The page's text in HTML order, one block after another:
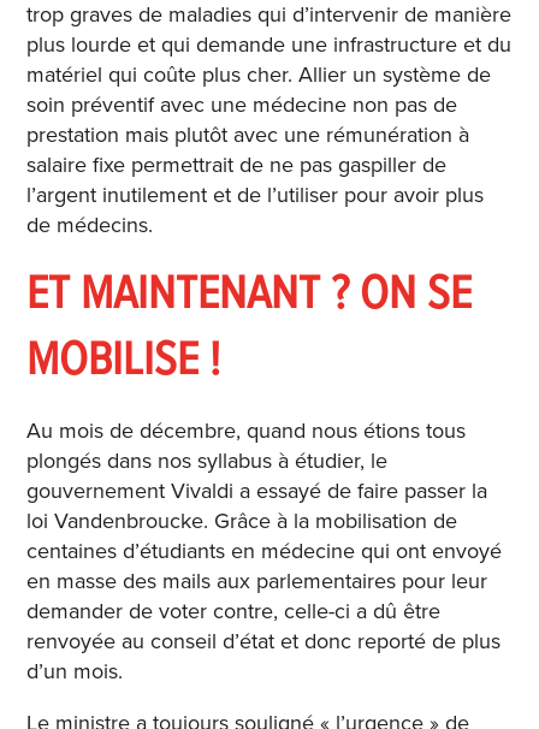
trop graves de maladies qui d’intervenir de manière
plus lourde et qui demande une infrastructure et du
matériel qui coûte plus cher.Allier un système de
soin préventif avec une médecine non pas de
prestation mais plutôt avec une rémunération à
salaire fixe permettrait de ne pas gaspiller de
l’argent inutilement et de l’utiliser pour avoir plus
de médecins.
ET MAINTENANT ? ON SE
MOBILISE !
Au mois de décembre, quand nous étions tous
plongés dans nos syllabus à étudier, le
gouvernement Vivaldi a essayé de faire passer la
loi Vandenbroucke. Grâce à la mobilisation de
centaines d’étudiants en médecine qui ont envoyé
en masse des mails aux parlementaires pour leur
demander de voter contre, celle-ci a dû être
renvoyée au conseil d’état et donc reporté de plus
d’un mois.
Le ministre a toujours souligné « l’urgence » de